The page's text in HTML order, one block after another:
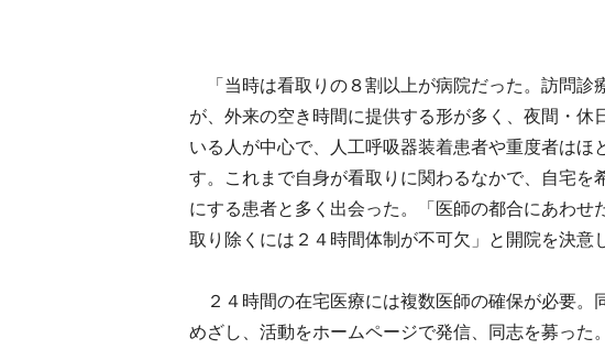
「当時は看取りの８割以上が病院だった。訪問診
が、外来の空き時間に提供する形が多く、夜間・休
いる人が中心で、人工呼吸器装着患者や重度者はほ
す。これまで自身が看取りに関わるなかで、自宅を
にする患者と多く出会った。「医師の都合にあわせ
取り除くには２４時間体制が不可欠」と開院を決意
２４時間の在宅医療には複数医師の確保が必要。
めざし、活動をホームページで発信、同志を募った